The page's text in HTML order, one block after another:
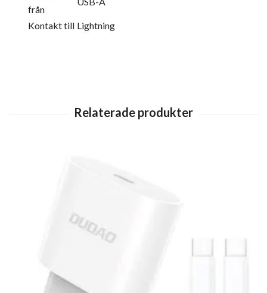
från
Kontakt till Lightning